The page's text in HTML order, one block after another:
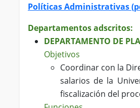
Políticas Administrativas
Departamentos adscritos:
DEPARTAMENTO DE
Objetivos
Coordinar con la
salarios de la
fiscalización del